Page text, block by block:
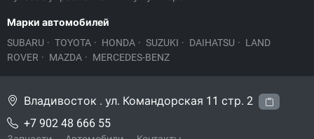
Марки автомобилей
SUBARU · TOYOTA · HONDA · SUZUKI · DAIHATSU · LAND
ROVER · MAZDA · MERCEDES-BENZ
Владивосток . ул. Командорская 11 стр. 2
+7 902 48 666 55